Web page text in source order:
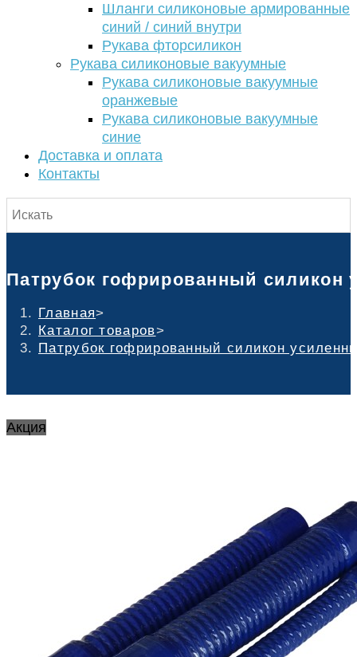
Шланги силиконовые армированные
синий / синий внутри
Рукава фторсиликон
Рукава силиконовые вакуумные
Рукава силиконовые вакуумные
оранжевые
Рукава силиконовые вакуумные
синие
Доставка и оплата
Контакты
Патрубок гофрированный силикон
Главная>
Каталог товаров>
Патрубок гофрированный силикон
Акция